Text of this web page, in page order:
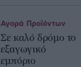
Σε καλό δρόμο το
εξαγωγικό
εμπόριο
Αγορά Προϊόντων